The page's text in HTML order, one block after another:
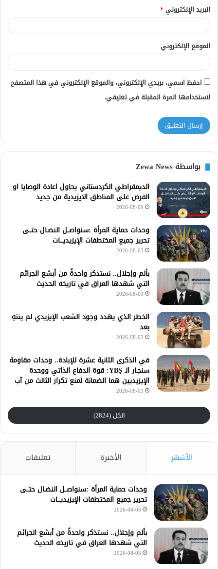
البريد الإلكتروني *
الموقع الإلكتروني
احفظ اسمي، بريدي الإلكتروني، والموقع الإلكتروني في هذا المتصفح
لاستخدامها المرة المقبلة في تعليقي.
بواسطة Zewa News
الديمقراطي الكردستاني يحاول اعادة الوصايا او
الفرض على المناطق الايزيدية من جديد
2026-08-09
وحدات حماية المرأة :سنواصــل النضـال حتــى
تحرير جميع المختطفات الإيزيديـــات
2026-08-03
بألم وإجلال.. نستذكر واحدةً من أبشع الجرائم
التي شهدها العراق في تاريخه الحديث
2026-08-03
الخطر الذي يهدد وجود الشعب الإيزيدي لم ينتهِ
بعد
2026-08-03
في الذكرى الثانية عشرة للإبادة.. وحدات مقاومة
سنجـار الـ YBŞ: قوة الدفاع الذاتي ووحدة
الإيزيديين هما الضمانة لمنع تكرار الثالث من آب
2026-08-03
الكل (2824)
الأشهر الأخيرة تعليقات
وحدات حماية المرأة :سنواصــل النضـال حتــى
تحرير جميع المختطفات الإيزيديـــات
2026-08-03
بألم وإجلال.. نستذكر واحدةً من أبشع الجرائم
التي شهدها العراق في تاريخه الحديث
2026-08-03